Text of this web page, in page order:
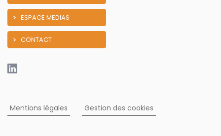
ESPACE MEDIAS
CONTACT
Mentions légales Gestion des cookies